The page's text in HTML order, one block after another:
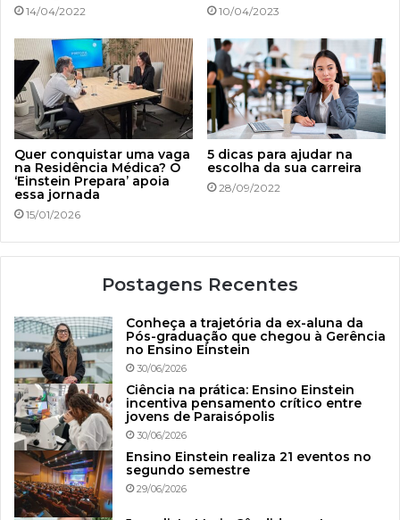
14/04/2022 10/04/2023
Quer conquistar uma vaga
na Residência Médica? O
‘Einstein Prepara’ apoia
essa jornada
15/01/2026
5 dicas para ajudar na
escolha da sua carreira
28/09/2022
Postagens Recentes
Conheça a trajetória da ex-aluna da
Pós-graduação que chegou à Gerência
no Ensino Einstein
30/06/2026
Ciência na prática: Ensino Einstein
incentiva pensamento crítico entre
jovens de Paraisópolis
30/06/2026
Ensino Einstein realiza 21 eventos no
segundo semestre
29/06/2026